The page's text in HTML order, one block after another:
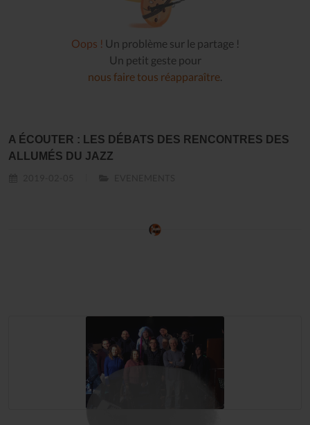
Oops ! Un problème sur le partage !
Un petit geste pour
nous faire tous réapparaître.
A ÉCOUTER : LES DÉBATS DES RENCONTRES DES
ALLUMÉS DU JAZZ